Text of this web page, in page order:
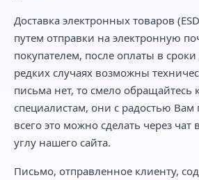
Доставка электронных товаров
путем отправки на электронную
покупателем, после оплаты в
редких случаях возможны
письма нет, то смело обращайтесь
специалистам, они с радостью Вам
всего это можно сделать через
углу нашего сайта.
Письмо, отправленное клиенту,